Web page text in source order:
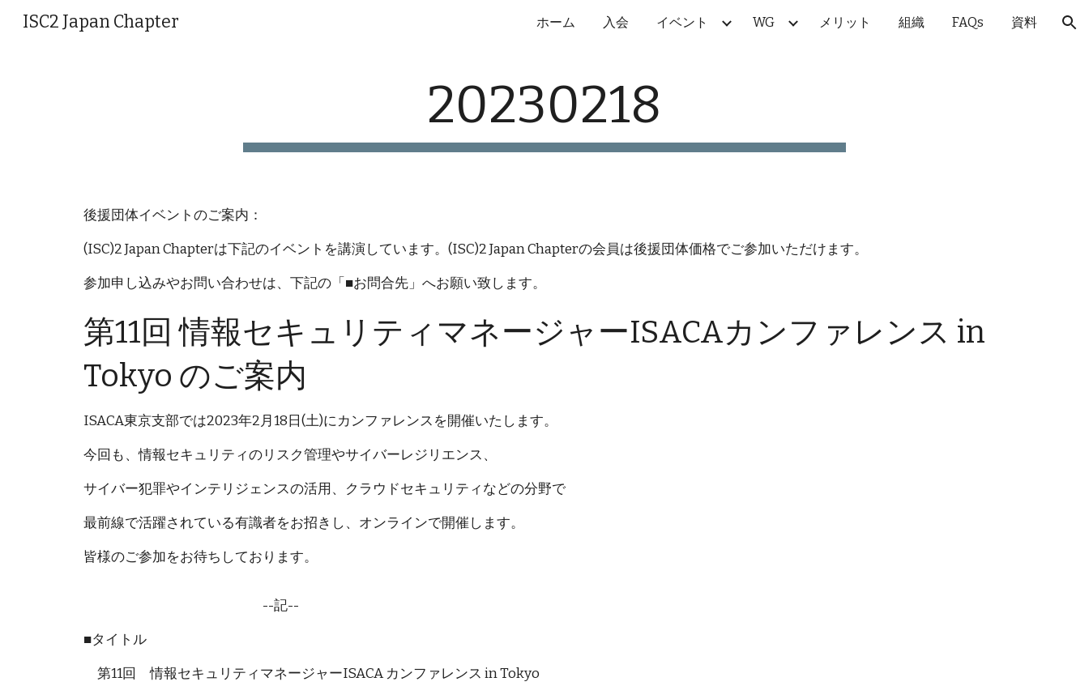
Skip to navigation
ISC2 Japan Chapter ホーム 入会 イベント WG メリット 組織 FAQs 資料
20230218
後援団体イベントのご案内：
(ISC)2 Japan Chapterは下記のイベントを講演しています。(ISC)2 Japan Chapterの会員は後援団体価格でご参加いただけます。
参加申し込みやお問い合わせは、下記の「■お問合先」へお願い致します。
第11回 情報セキュリティマネージャーISACAカンファレンス in
Tokyo のご案内
ISACA東京支部では2023年2月18日(土)にカンファレンスを開催いたします。
今回も、情報セキュリティのリスク管理やサイバーレジリエンス、
サイバー犯罪やインテリジェンスの活用、クラウドセキュリティなどの分野で
最前線で活躍されている有識者をお招きし、オンラインで開催します。
皆様のご参加をお待ちしております。
--記--
■タイトル
第11回 情報セキュリティマネージャーISACA カンファレンス in Tokyo